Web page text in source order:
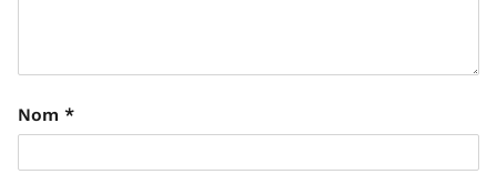
Nom *